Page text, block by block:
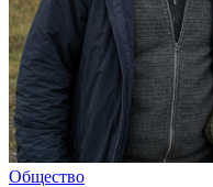
Общество